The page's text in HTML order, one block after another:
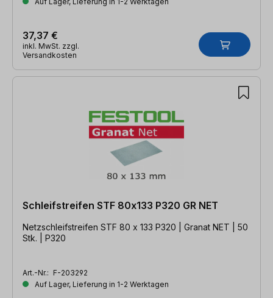
37,37 €
inkl. MwSt. zzgl.
Versandkosten
Schleifstreifen STF 80x133 P320 GR NET
Netzschleifstreifen STF 80 x 133 P320 | Granat NET | 50
Stk. | P320
Art.-Nr.: F-203292
Auf Lager, Lieferung in 1-2 Werktagen